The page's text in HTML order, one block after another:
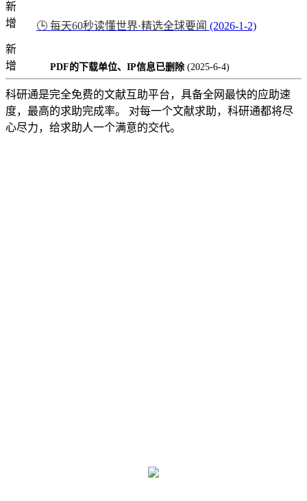
新
增
🕒 每天60秒读懂世界·精选全球要闻 (2026-1-2)
新
增
PDF的下载单位、IP信息已删除 (2025-6-4)
科研通是完全免费的文献互助平台，具备全网最快的应助速
度，最高的求助完成率。 对每一个文献求助，科研通都将尽
心尽力，给求助人一个满意的交代。